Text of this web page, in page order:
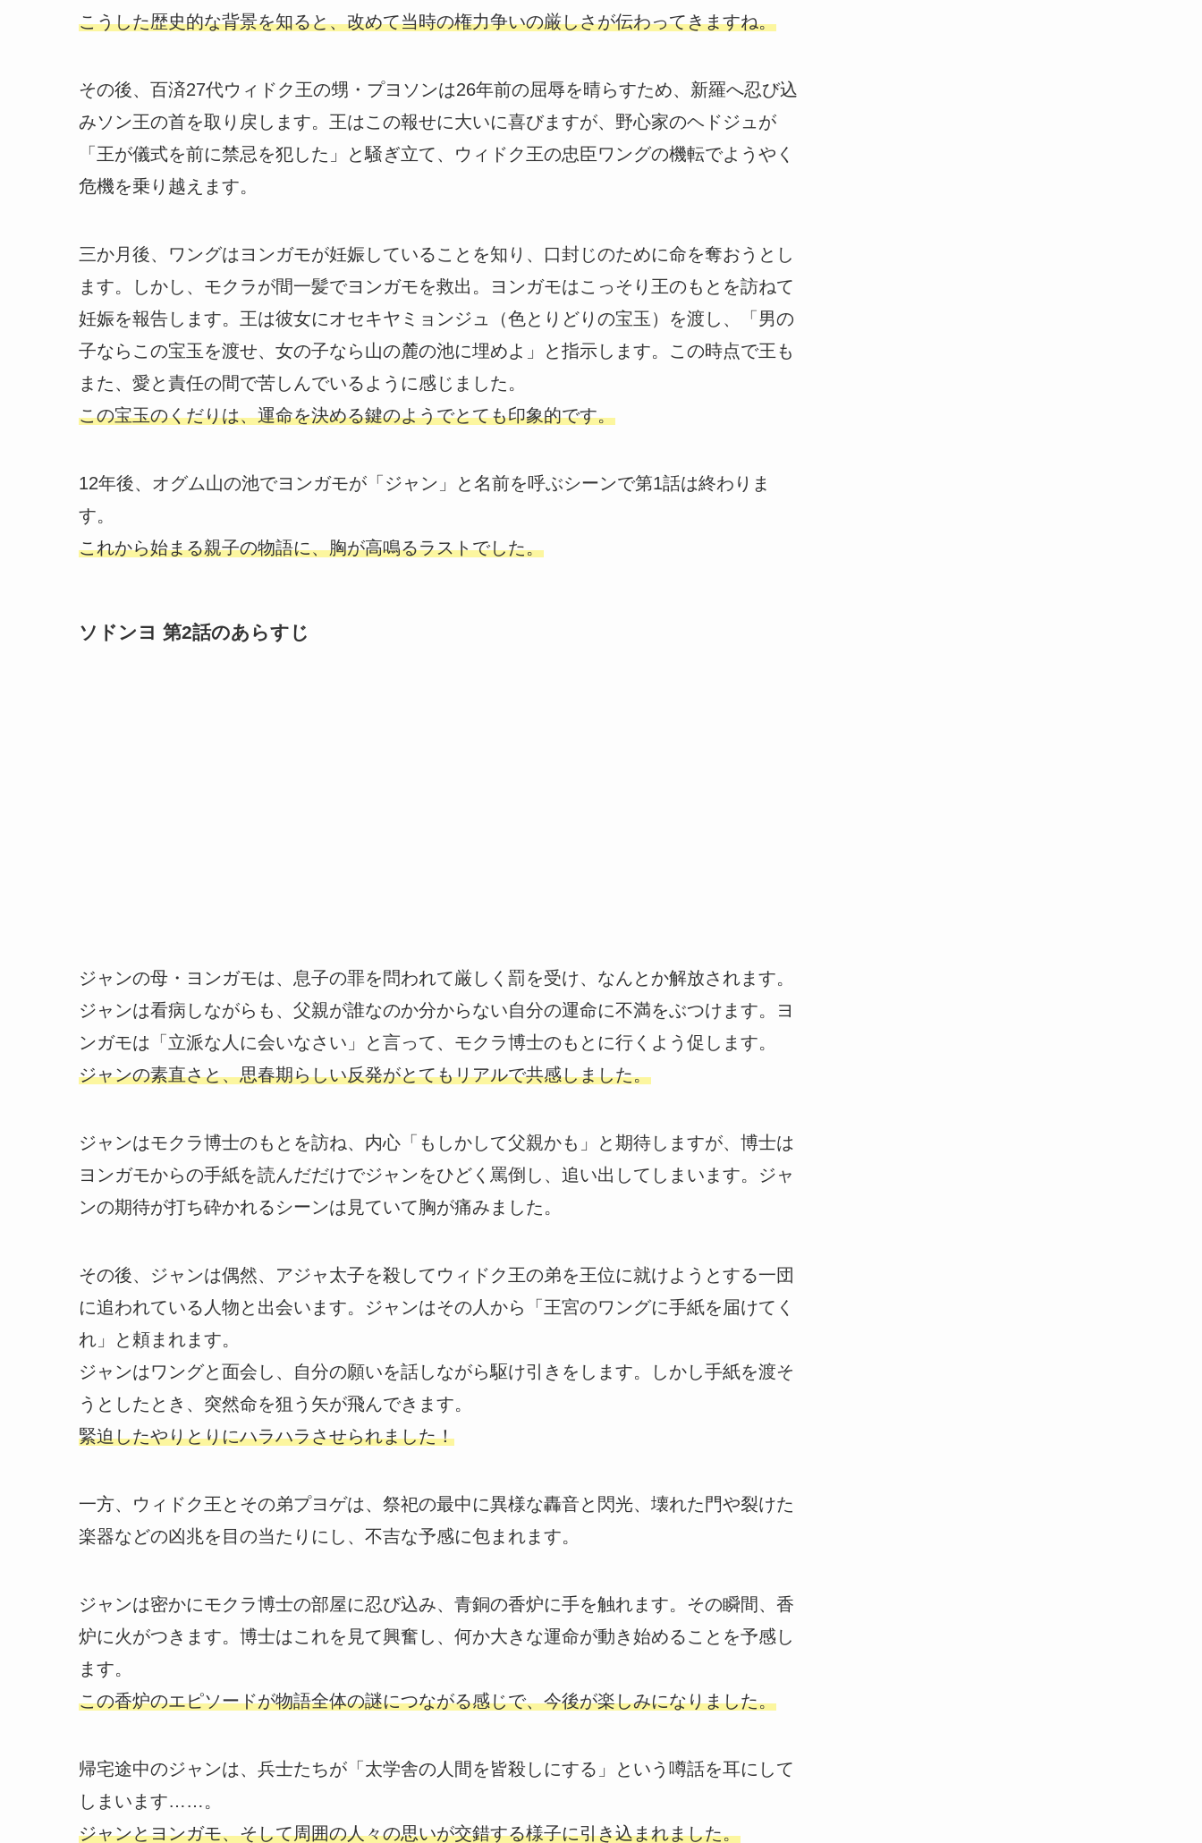
こうした歴史的な背景を知ると、改めて当時の権力争いの厳しさが伝わってきますね。
その後、百済27代ウィドク王の甥・プヨソンは26年前の屈辱を晴らすため、新羅へ忍び込
みソン王の首を取り戻します。王はこの報せに大いに喜びますが、野心家のヘドジュが
「王が儀式を前に禁忌を犯した」と騒ぎ立て、ウィドク王の忠臣ワングの機転でようやく
危機を乗り越えます。
三か月後、ワングはヨンガモが妊娠していることを知り、口封じのために命を奪おうとし
ます。しかし、モクラが間一髪でヨンガモを救出。ヨンガモはこっそり王のもとを訪ねて
妊娠を報告します。王は彼女にオセキヤミョンジュ（色とりどりの宝玉）を渡し、「男の
子ならこの宝玉を渡せ、女の子なら山の麓の池に埋めよ」と指示します。この時点で王も
また、愛と責任の間で苦しんでいるように感じました。
この宝玉のくだりは、運命を決める鍵のようでとても印象的です。
12年後、オグム山の池でヨンガモが「ジャン」と名前を呼ぶシーンで第1話は終わりま
す。
これから始まる親子の物語に、胸が高鳴るラストでした。
ソドンヨ 第2話のあらすじ
ジャンの母・ヨンガモは、息子の罪を問われて厳しく罰を受け、なんとか解放されます。
ジャンは看病しながらも、父親が誰なのか分からない自分の運命に不満をぶつけます。ヨ
ンガモは「立派な人に会いなさい」と言って、モクラ博士のもとに行くよう促します。
ジャンの素直さと、思春期らしい反発がとてもリアルで共感しました。
ジャンはモクラ博士のもとを訪ね、内心「もしかして父親かも」と期待しますが、博士は
ヨンガモからの手紙を読んだだけでジャンをひどく罵倒し、追い出してしまいます。ジャ
ンの期待が打ち砕かれるシーンは見ていて胸が痛みました。
その後、ジャンは偶然、アジャ太子を殺してウィドク王の弟を王位に就けようとする一団
に追われている人物と出会います。ジャンはその人から「王宮のワングに手紙を届けてく
れ」と頼まれます。
ジャンはワングと面会し、自分の願いを話しながら駆け引きをします。しかし手紙を渡そ
うとしたとき、突然命を狙う矢が飛んできます。
緊迫したやりとりにハラハラさせられました！
一方、ウィドク王とその弟プヨゲは、祭祀の最中に異様な轟音と閃光、壊れた門や裂けた
楽器などの凶兆を目の当たりにし、不吉な予感に包まれます。
ジャンは密かにモクラ博士の部屋に忍び込み、青銅の香炉に手を触れます。その瞬間、香
炉に火がつきます。博士はこれを見て興奮し、何か大きな運命が動き始めることを予感し
ます。
この香炉のエピソードが物語全体の謎につながる感じで、今後が楽しみになりました。
帰宅途中のジャンは、兵士たちが「太学舎の人間を皆殺しにする」という噂話を耳にして
しまいます……。
ジャンとヨンガモ、そして周囲の人々の思いが交錯する様子に引き込まれました。